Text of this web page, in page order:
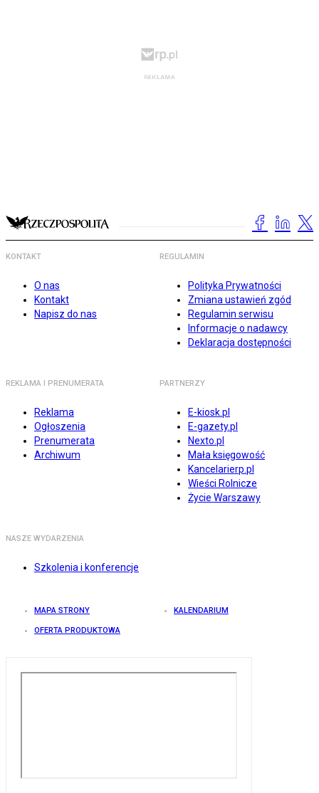
KONTAKT
O nas
Kontakt
Napisz do nas
REGULAMIN
Polityka Prywatności
Zmiana ustawień zgód
Regulamin serwisu
Informacje o nadawcy
Deklaracja dostępności
REKLAMA I PRENUMERATA
Reklama
Ogłoszenia
Prenumerata
Archiwum
PARTNERZY
E-kiosk.pl
E-gazety.pl
Nexto.pl
Mała księgowość
Kancelarierp.pl
Wieści Rolnicze
Życie Warszawy
NASZE WYDARZENIA
Szkolenia i konferencje
MAPA STRONY KALENDARIUM
OFERTA PRODUKTOWA